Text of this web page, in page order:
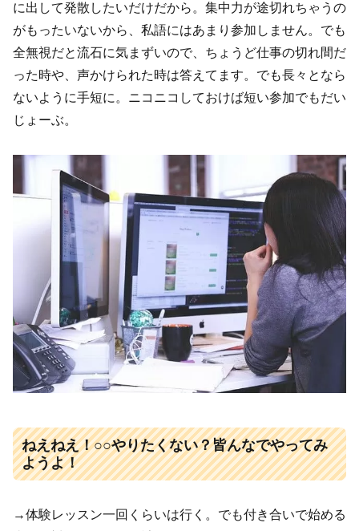
に出して発散したいだけだから。集中力が途切れちゃうの
がもったいないから、私語にはあまり参加しません。でも
全無視だと流石に気まずいので、ちょうど仕事の切れ間だ
った時や、声かけられた時は答えてます。でも長々となら
ないように手短に。ニコニコしておけば短い参加でもだい
じょーぶ。
ねえねえ！○○やりたくない？皆んなでやってみ
ようよ！
→体験レッスン一回くらいは行く。でも付き合いで始める